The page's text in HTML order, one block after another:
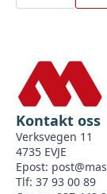
1-
Kontakt oss
Verksvegen 11
4735 EVJE
Epost:
Tlf: 37 93 00 89